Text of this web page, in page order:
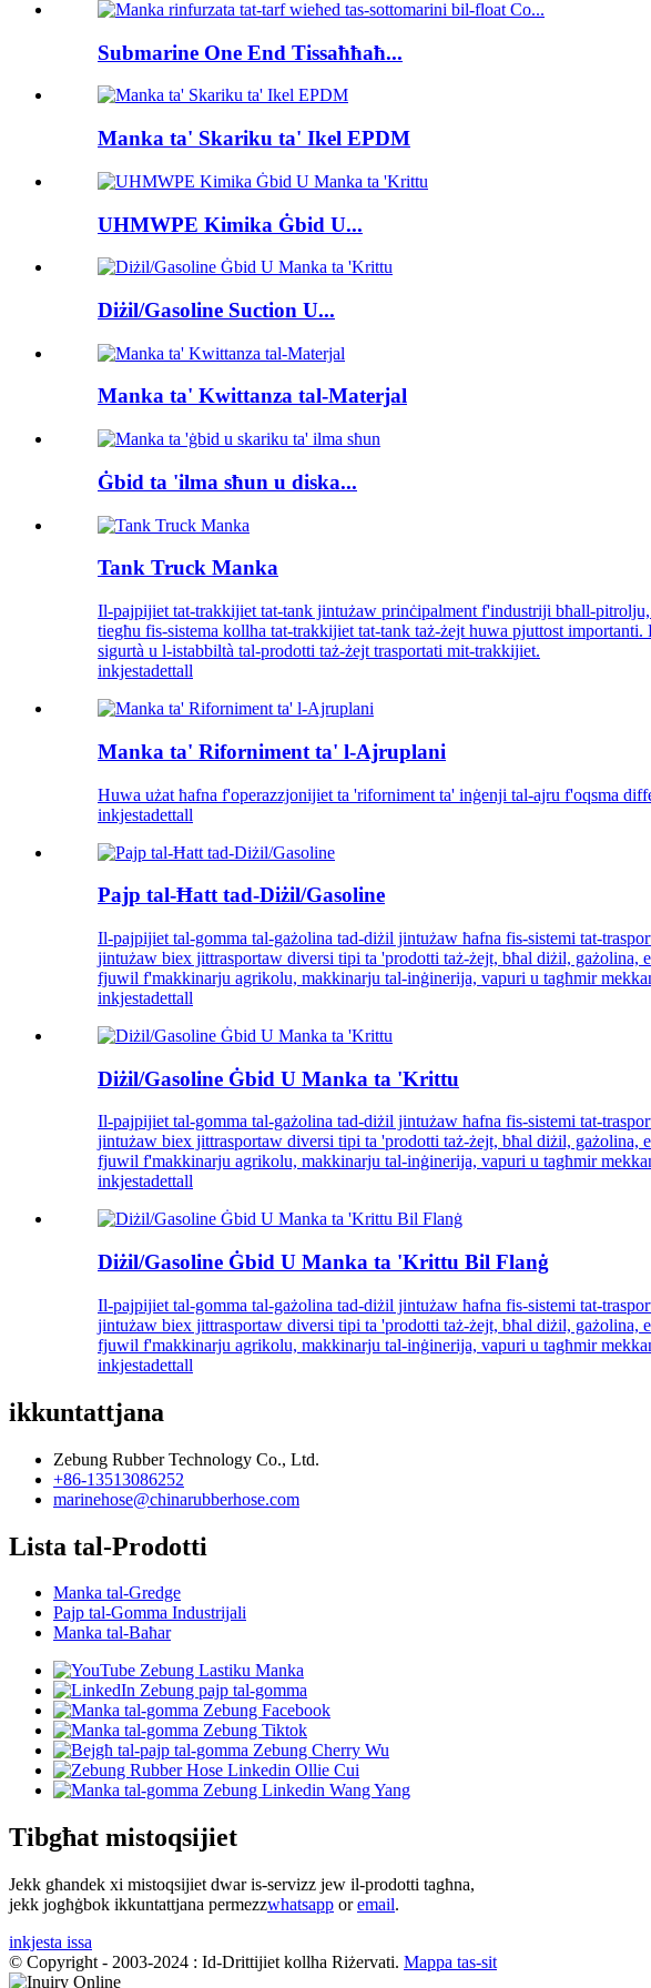
Submarine One End Tissaħħaħ...
Manka ta' Skariku ta' Ikel EPDM
UHMWPE Kimika Ġbid U...
Diżil/Gasoline Suction U...
Manka ta' Kwittanza tal-Materjal
Ġbid ta 'ilma sħun u diska...
Tank Truck Manka
Il-pajpijiet tat-trakkijiet tat-tank jintużaw prinċipalment f'industriji bħall-
tiegħu fis-sistema kollha tat-trakkijiet tat-tank taż-żejt huwa pjuttost
sigurtà u l-istabbiltà tal-prodotti taż-żejt trasportati mit-trakkijiet.
inkjestadettall
Manka ta' Riforniment ta' l-Ajruplani
Huwa użat ħafna f'operazzjonijiet ta 'riforniment ta' inġenji tal-ajru f'oqsma
inkjestadettall
Pajp tal-Ħatt tad-Diżil/Gasoline
Il-pajpijiet tal-gomma tal-gażolina tad-diżil jintużaw ħafna fis-sistemi tat-
jintużaw biex jittrasportaw diversi tipi ta 'prodotti taż-żejt, bħal diżil, gażolina,
fjuwil f'makkinarju agrikolu, makkinarju tal-inġinerija, vapuri u tagħmir
inkjestadettall
Diżil/Gasoline Ġbid U Manka ta 'Krittu
Il-pajpijiet tal-gomma tal-gażolina tad-diżil jintużaw ħafna fis-sistemi tat-
jintużaw biex jittrasportaw diversi tipi ta 'prodotti taż-żejt, bħal diżil, gażolina,
fjuwil f'makkinarju agrikolu, makkinarju tal-inġinerija, vapuri u tagħmir
inkjestadettall
Diżil/Gasoline Ġbid U Manka ta 'Krittu Bil Flanġ
Il-pajpijiet tal-gomma tal-gażolina tad-diżil jintużaw ħafna fis-sistemi tat-
jintużaw biex jittrasportaw diversi tipi ta 'prodotti taż-żejt, bħal diżil, gażolina,
fjuwil f'makkinarju agrikolu, makkinarju tal-inġinerija, vapuri u tagħmir
inkjestadettall
ikkuntattjana
Zebung Rubber Technology Co., Ltd.
+86-13513086252
marinehose@chinarubberhose.com
Lista tal-Prodotti
Manka tal-Gredge
Pajp tal-Gomma Industrijali
Manka tal-Baħar
Tibgħat mistoqsijiet
Jekk għandek xi mistoqsijiet dwar is-servizz jew il-prodotti tagħna,
jekk jogħġbok ikkuntattjana permezzwhatsapp oremail.
inkjesta issa
© Copyright - 2003-2024 : Id-Drittijiet kollha Riżervati. Mappa tas-sit